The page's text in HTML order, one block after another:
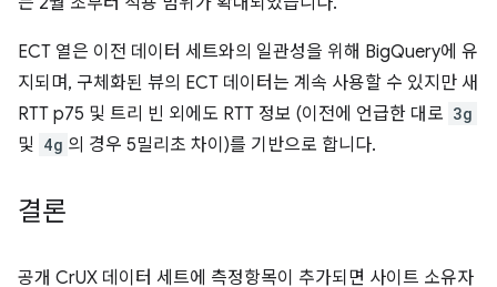
ECT 열은 이전 데이터 세트와의 일관성을 위해 BigQuery에 유
지되며, 구체화된 뷰의 ECT 데이터는 계속 사용할 수 있지만 새
RTT p75 및 트리 빈 외에도 RTT 정보 (이전에 언급한 대로 3g
및 4g 의 경우 5밀리초 차이)를 기반으로 합니다.
결론
공개 CrUX 데이터 세트에 측정항목이 추가되면 사이트 소유자